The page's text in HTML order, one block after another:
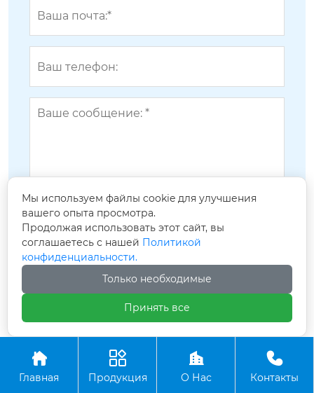
Сопутствующие популярные
продукты

Главная

Продукция

О Нас

Контакты
Мы используем файлы cookie для улучшения
вашего опыта просмотра.
Продолжая использовать этот сайт, вы
соглашаетесь с нашей Политикой
конфиденциальности.
Только необходимые
Принять все